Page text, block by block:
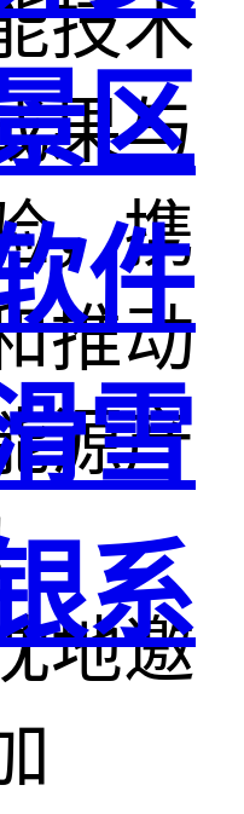
技术
果与
，携
推动
源产
地邀
区
件
雪
系